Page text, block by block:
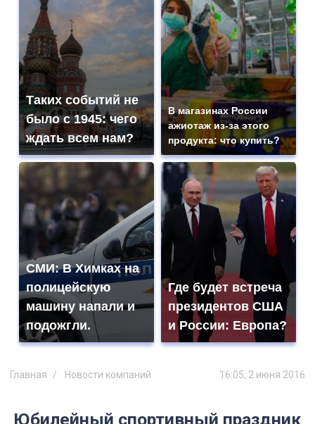
Таких событий не
было с 1945: чего
ждать всем нам?
В магазинах России
ажиотаж из-за этого
продукта: что купить?
СМИ: В Химках на
полицейскую
машину напали и
подожгли.
Где будет встреча
президентов США
и России: Европа?
Главная Новости компаний 16:05, 2 июня 2016
Юбилейный спортивный праздник